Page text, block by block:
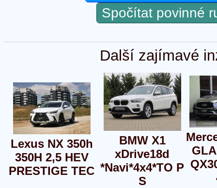
Spočítat povinné
Další zajímavé
Lexus NX 350h
350H 2,5 HEV
PRESTIGE TEC
BMW X1
xDrive18d
*Navi*4x4*TO P
S